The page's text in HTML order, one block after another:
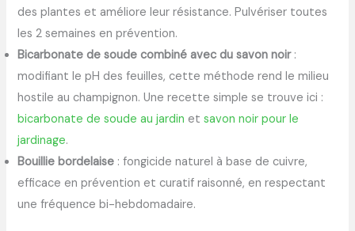
des plantes et améliore leur résistance. Pulvériser toutes
les 2 semaines en prévention.
Bicarbonate de soude combiné avec du savon noir:
modifiant le pH des feuilles, cette méthode rend le milieu
hostile au champignon. Une recette simple se trouve ici :
bicarbonate de soude au jardin etsavon noir pour le
jardinage.
Bouillie bordelaise : fongicide naturel à base de cuivre,
efficace en prévention et curatif raisonné, en respectant
une fréquence bi-hebdomadaire.